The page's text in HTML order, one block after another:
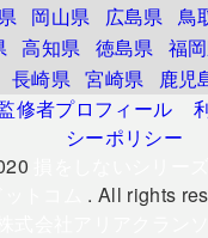
岡山県 広島県 鳥
高知県 徳島県 福
長崎県 宮崎県 鹿児
修者プロフィール
シーポリシー
. All rights